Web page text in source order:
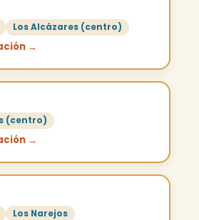
Los Alcázares (centro)
→
(centro)
→
Los Narejos